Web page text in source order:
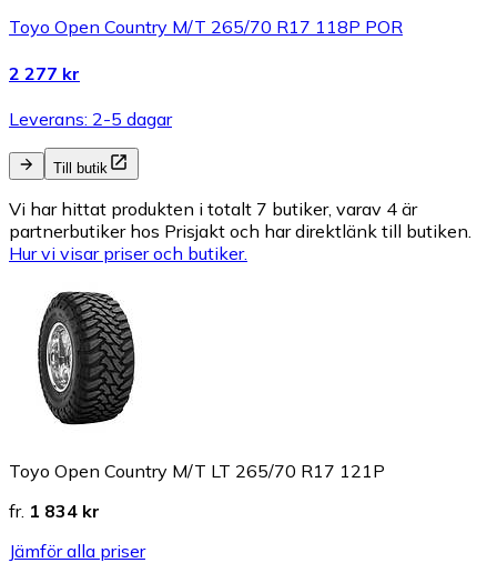
Toyo Open Country M/T 265/70 R17 118P POR
2 277 kr
Leverans: 2-5 dagar
Till butik
Vi har hittat produkten i totalt 7 butiker, varav 4 är
partnerbutiker hos Prisjakt och har direktlänk till butiken.
Hur vi visar priser och butiker.
Toyo Open Country M/T LT 265/70 R17 121P
fr. 1 834 kr
Jämför alla priser